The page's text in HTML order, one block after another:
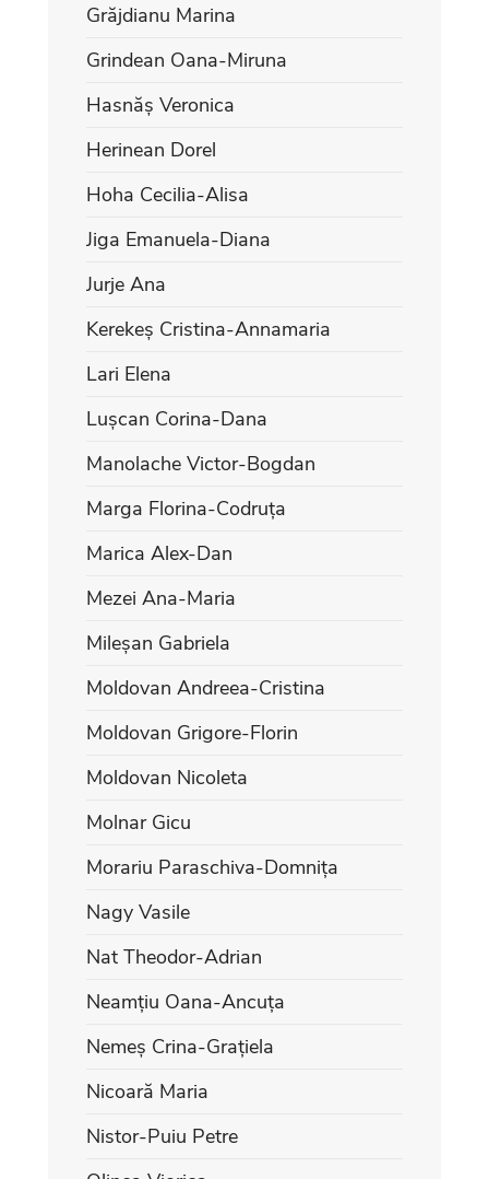
Grăjdianu Marina
Grindean Oana-Miruna
Hasnăș Veronica
Herinean Dorel
Hoha Cecilia-Alisa
Jiga Emanuela-Diana
Jurje Ana
Kerekeș Cristina-Annamaria
Lari Elena
Lușcan Corina-Dana
Manolache Victor-Bogdan
Marga Florina-Codruța
Marica Alex-Dan
Mezei Ana-Maria
Mileșan Gabriela
Moldovan Andreea-Cristina
Moldovan Grigore-Florin
Moldovan Nicoleta
Molnar Gicu
Morariu Paraschiva-Domnița
Nagy Vasile
Nat Theodor-Adrian
Neamțiu Oana-Ancuța
Nemeș Crina-Grațiela
Nicoară Maria
Nistor-Puiu Petre